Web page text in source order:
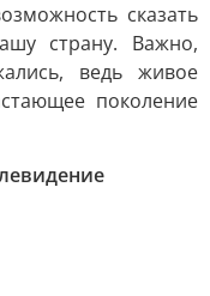
сказать
страну. Важно,
ведь живое
поколение